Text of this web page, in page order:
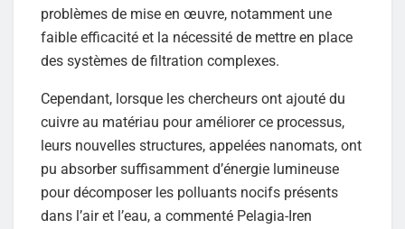
problèmes de mise en œuvre, notamment une
faible efficacité et la nécessité de mettre en place
des systèmes de filtration complexes.
Cependant, lorsque les chercheurs ont ajouté du
cuivre au matériau pour améliorer ce processus,
leurs nouvelles structures, appelées nanomats, ont
pu absorber suffisamment d’énergie lumineuse
pour décomposer les polluants nocifs présents
dans l’air et l’eau, a commenté Pelagia-Iren